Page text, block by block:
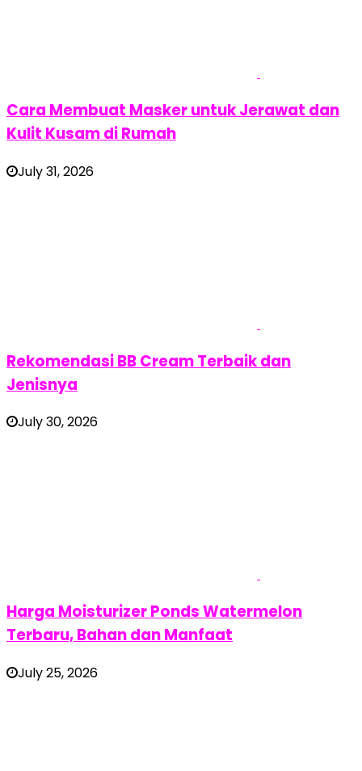
Cara Membuat Masker untuk Jerawat dan
Kulit Kusam di Rumah
July 31, 2026
Rekomendasi BB Cream Terbaik dan
Jenisnya
July 30, 2026
Harga Moisturizer Ponds Watermelon
Terbaru, Bahan dan Manfaat
July 25, 2026